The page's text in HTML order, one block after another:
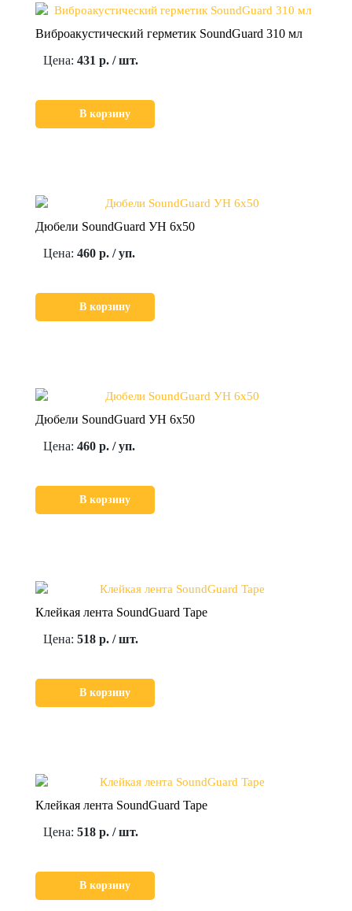
Виброакустический герметик SoundGuard 310 мл
Цена: 431 р. / шт.
В корзину
Дюбели SoundGuard УН 6х50
Цена: 460 р. / уп.
В корзину
Дюбели SoundGuard УН 6х50
Цена: 460 р. / уп.
В корзину
Клейкая лента SoundGuard Tape
Цена: 518 р. / шт.
В корзину
Клейкая лента SoundGuard Tape
Цена: 518 р. / шт.
В корзину